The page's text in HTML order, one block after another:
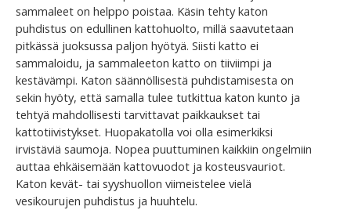
sammaleet on helppo poistaa. Käsin tehty katon
puhdistus on edullinen kattohuolto, millä saavutetaan
pitkässä juoksussa paljon hyötyä. Siisti katto ei
sammaloidu, ja sammaleeton katto on tiiviimpi ja
kestävämpi. Katon säännöllisestä puhdistamisesta on
sekin hyöty, että samalla tulee tutkittua katon kunto ja
tehtyä mahdollisesti tarvittavat paikkaukset tai
kattotiivistykset. Huopakatolla voi olla esimerkiksi
irvistäviä saumoja. Nopea puuttuminen kaikkiin ongelmiin
auttaa ehkäisemään kattovuodot ja kosteusvauriot.
Katon kevät- tai syyshuollon viimeistelee vielä
vesikourujen puhdistus ja huuhtelu.